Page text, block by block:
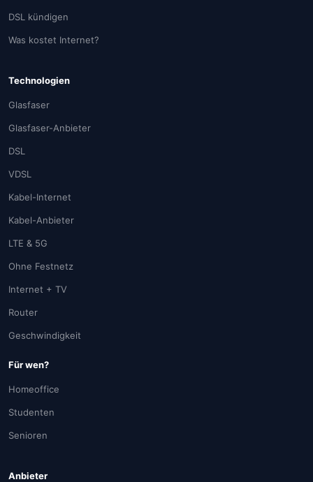
DSL kündigen
Was kostet Internet?
Technologien
Glasfaser
Glasfaser-Anbieter
DSL
VDSL
Kabel-Internet
Kabel-Anbieter
LTE & 5G
Ohne Festnetz
Internet + TV
Router
Geschwindigkeit
Für wen?
Homeoffice
Studenten
Senioren
Anbieter